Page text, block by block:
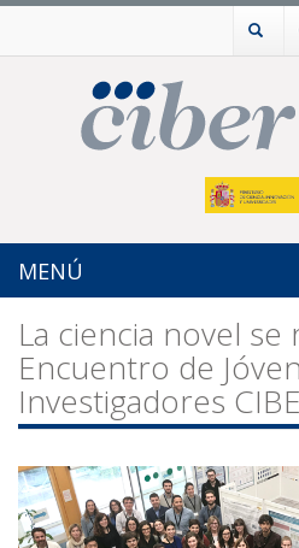
MENÚ
La ciencia novel
Encuentro de
Investigadores